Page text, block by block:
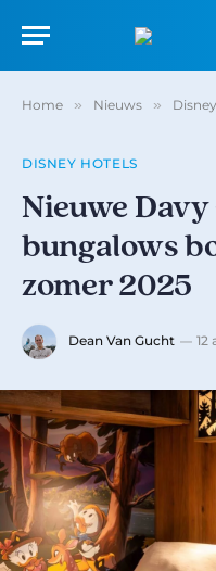
Home » Nieuws »
DISNEY HOTELS
Nieuwe
bungalows
zomer 2025
Dean Van Gucht 12